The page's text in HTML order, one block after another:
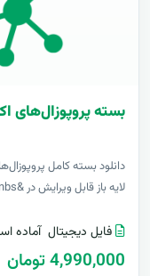
بسته پروپوزال‌های
دانلود بسته کامل
لایه باز قابل ویرایش در &nbs..
فایل دیجیتال آماده
4,990,000 تومان